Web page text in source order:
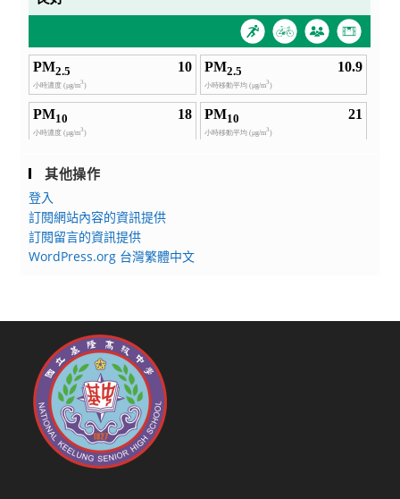
其他操作
登入
訂閱網站內容的資訊提供
訂閱留言的資訊提供
WordPress.org 台灣繁體中文